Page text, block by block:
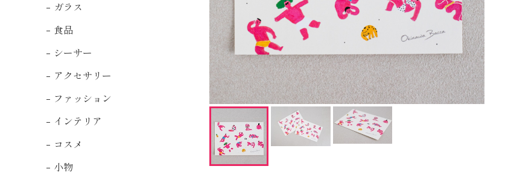
ガラス
食品
シーサー
アクセサリー
ファッション
インテリア
コスメ
小物